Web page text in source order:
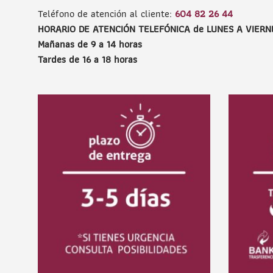
Teléfono de atención al cliente: 604 82 26 44
HORARIO DE ATENCIÓN TELEFÓNICA de LUNES A
Mañanas de 9 a 14 horas
Tardes de 16 a 18 horas